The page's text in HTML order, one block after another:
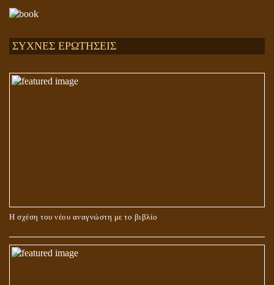
ΣΥΧΝΕΣ ΕΡΩΤΗΣΕΙΣ
Η σχέση του νέου αναγνώστη με το βιβλίο